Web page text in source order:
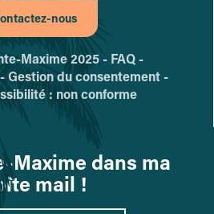
nous
Maxime 2025 - FAQ -
Gestion du consentement -
: non conforme
Maxime dans ma
mail !